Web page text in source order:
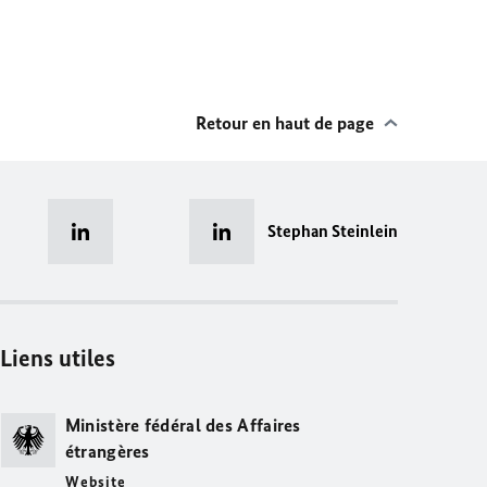
Retour en haut de page
Stephan Steinlein
Liens utiles
Ministère fédéral des Affaires
étrangères
Website